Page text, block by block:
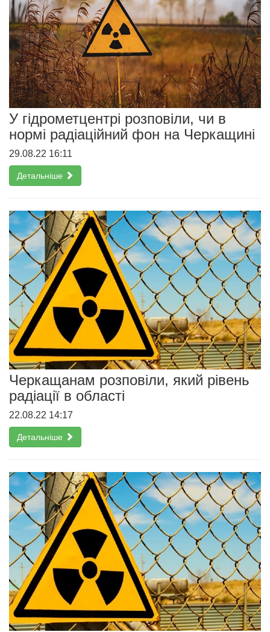
У гідрометцентрі розповіли, чи в
нормі радіаційний фон на Черкащині
29.08.22 16:11
Детальніше
Черкащанам розповіли, який рівень
радіації в області
22.08.22 14:17
Детальніше